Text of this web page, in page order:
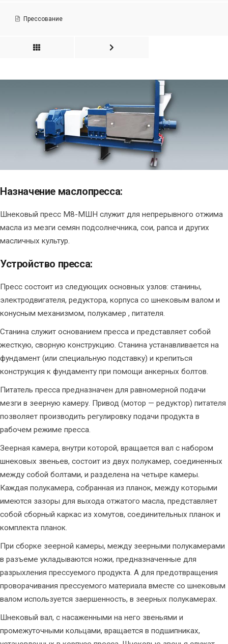
Прессование
Назначение маслопресса:
Шнековый пресс М8-МШН служит для непрерывного отжима
масла из мезги семян подсолнечника, сои, рапса и других
масличных культур.
Устройство пресса:
Пресс состоит из следующих основных узлов: станины,
электродвигателя, редуктора, корпуса со шнековым валом и
конусным механизмом, полукамер , питателя.
Станина служит основанием пресса и представляет собой
жесткую, сворную конструкцию. Станина устанавливается на
фундамент (или специальную подставку) и крепиться
конструкция к фундаменту при помощи анкерных болтов.
Питатель пресса предназначен для равномерной подачи
мезги в зеерную камеру. Привод (мотор — редуктор) питателя
позволяет производить регулировку подачи продукта в
рабочем режиме пресса.
Зеерная камера, внутри которой, вращается вал с набором
шнековых звеньев, состоит из двух полукамер, соединенных
между собой болтами, и разделена на четыре камеры.
Каждая полукамера, собранная из планок, между которыми
имеются зазоры для выхода отжатого масла, представляет
собой сборный каркас из хомутов, соединительных планок и
комплекта планок.
При сборке зеерной камеры, между зеерными полукамерами
в разъеме укладываются ножи, предназначенные для
разрыхления прессуемого продукта. А для предотвращения
проворачивания прессуемого материала вместе со шнековым
валом используется заершенность, в зеерных полукамерах.
Шнековый вал, с насаженными на него звеньями и
промежуточными кольцами, вращается в подшипниках,